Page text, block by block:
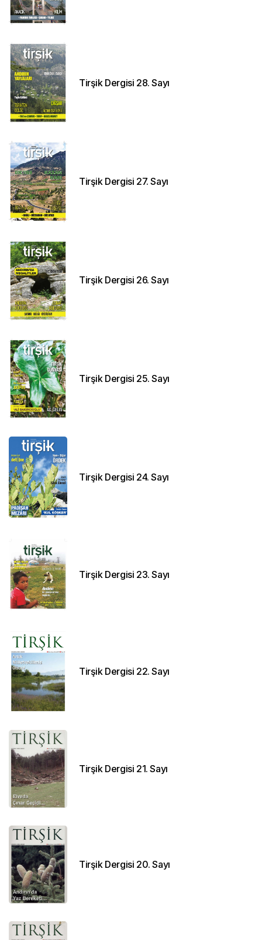
Tirşik Dergisi 28. Sayı
Tirşik Dergisi 27. Sayı
Tirşik Dergisi 26. Sayı
Tirşik Dergisi 25. Sayı
Tirşik Dergisi 24. Sayı
Tirşik Dergisi 23. Sayı
Tirşik Dergisi 22. Sayı
Tirşik Dergisi 21. Sayı
Tirşik Dergisi 20. Sayı